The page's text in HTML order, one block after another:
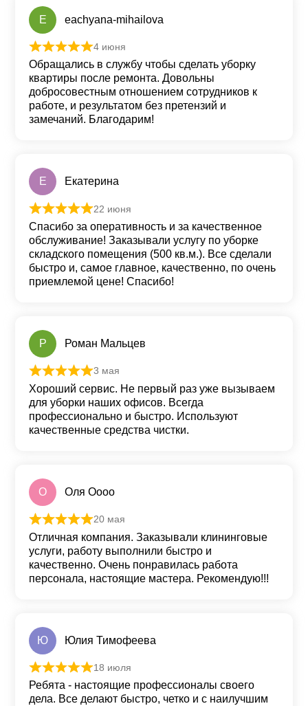
E eachyana-mihailova
Оценка
4 июня
Обращались в службу чтобы сделать уборку
квартиры после ремонта. Довольны
добросовестным отношением сотрудников к
работе, и результатом без претензий и
замечаний. Благодарим!
Е Екатерина
Оценка
22 июня
Спасибо за оперативность и за качественное
обслуживание! Заказывали услугу по уборке
складского помещения (500 кв.м.). Все сделали
быстро и, самое главное, качественно, по очень
приемлемой цене! Спасибо!
Р Роман Мальцев
Оценка
3 мая
Хороший сервис. Не первый раз уже вызываем
для уборки наших офисов. Всегда
профессионально и быстро. Используют
качественные средства чистки.
О Оля Оооо
Оценка
20 мая
Отличная компания. Заказывали клининговые
услуги, работу выполнили быстро и
качественно. Очень понравилась работа
персонала, настоящие мастера. Рекомендую!!!
Ю Юлия Тимофеева
Оценка
18 июля
Ребята - настоящие профессионалы своего
дела. Все делают быстро, четко и с наилучшим